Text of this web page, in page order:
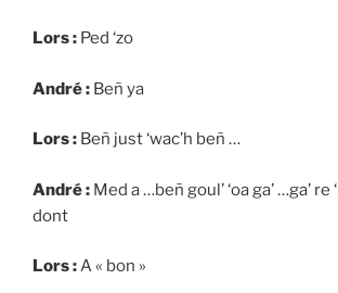
Lors : Ped ‘zo
André : Beñ ya
Lors : Beñ just ‘wac’h beñ …
André : Med a …beñ goul’ ‘oa ga’ …ga’ re
dont
Lors :A « bon »